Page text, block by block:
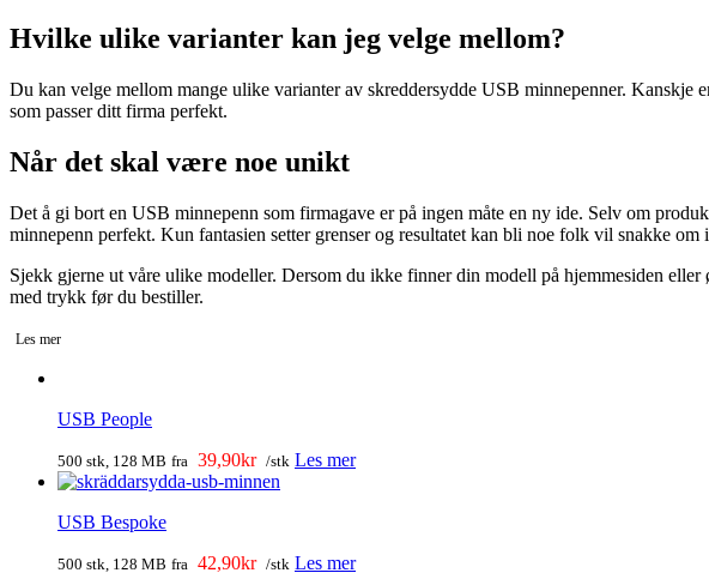
Hvilke ulike varianter kan jeg velge mellom?
Du kan velge mellom mange ulike varianter av skreddersydde USB minnepenner.
som passer ditt firma perfekt.
Når det skal være noe unikt
Det å gi bort en USB minnepenn som firmagave er på ingen måte en ny ide. Selv om
minnepenn perfekt. Kun fantasien setter grenser og resultatet kan bli noe folk vil snakke om
Sjekk gjerne ut våre ulike modeller. Dersom du ikke finner din modell på hjemmesiden
med trykk før du bestiller.
Les mer
USB People
500 stk, 128 MB fra 39,90kr /stk Les mer
USB Bespoke
500 stk, 128 MB fra 42,90kr /stk Les mer